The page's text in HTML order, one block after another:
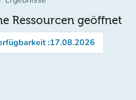
Ressourcen geöffnet
:17.08.2026